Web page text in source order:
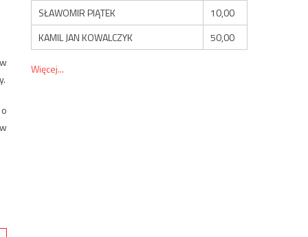
SŁAWOMIR PIĄTEK
10,00
KAMIL JAN KOWALCZYK
50,00
Więcej...